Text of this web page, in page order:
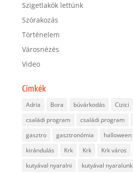
Szigetlakók lettünk
Szórakozás
Történelem
Városnézés
Video
Címkék
Adria Bora búvárkodás Cizici
családi program
családi program
gasztro
gasztronómia halloween
kirándulás
Krk Krk Krk város
kutyával nyaralni
kutyával nyaralunk